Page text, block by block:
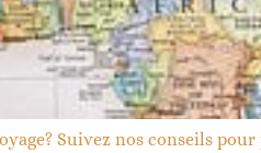
Suivez nos conseils